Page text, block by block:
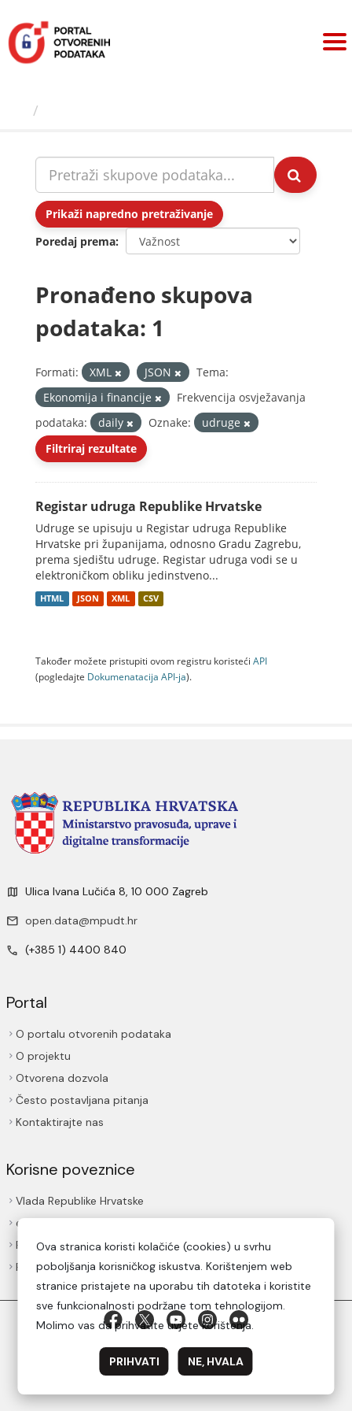
sadržaj
Prikaži napredno pretraživanje
Poredaj prema
Pronađeno skupova
podataka: 1
Formati: XML JSON
Tema:
Ekonomija i financije
Frekvencija osvježavanja
podataka:
daily Oznake:
udruge
Filtriraj rezultate
Registar udruga Republike Hrvatske
Udruge se upisuju u Registar udruga Republike
Hrvatske pri županijama, odnosno Gradu Zagrebu,
prema sjedištu udruge. Registar udruga vodi se u
elektroničkom obliku jedinstveno...
HTML JSON XML CSV
Također možete pristupiti ovom registru koristeći API
(pogledajte Dokumenаtаcijа API-jа).